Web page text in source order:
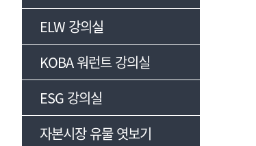
ELW 강의실
KOBA 워런트 강의실
ESG 강의실
자본시장 유물 엿보기